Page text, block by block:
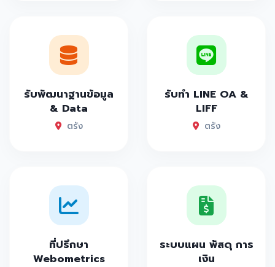
รับพัฒนาฐานข้อมูล
& Data
ตรัง
รับทำ LINE OA &
LIFF
ตรัง
ที่ปรึกษา
Webometrics
ระบบแผน พัสดุ การ
เงิน